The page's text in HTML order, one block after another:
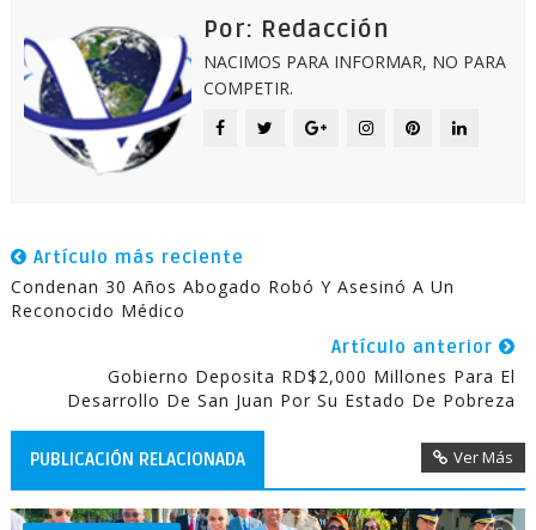
Por: Redacción
NACIMOS PARA INFORMAR, NO PARA
COMPETIR.
Artículo más reciente
Condenan 30 Años Abogado Robó Y Asesinó A Un
Reconocido Médico
Artículo anterior
Gobierno Deposita RD$2,000 Millones Para El
Desarrollo De San Juan Por Su Estado De Pobreza
PUBLICACIÓN RELACIONADA Ver Más